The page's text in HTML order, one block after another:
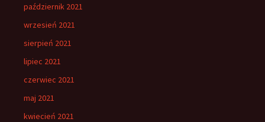
październik 2021
wrzesień 2021
sierpień 2021
lipiec 2021
czerwiec 2021
maj 2021
kwiecień 2021